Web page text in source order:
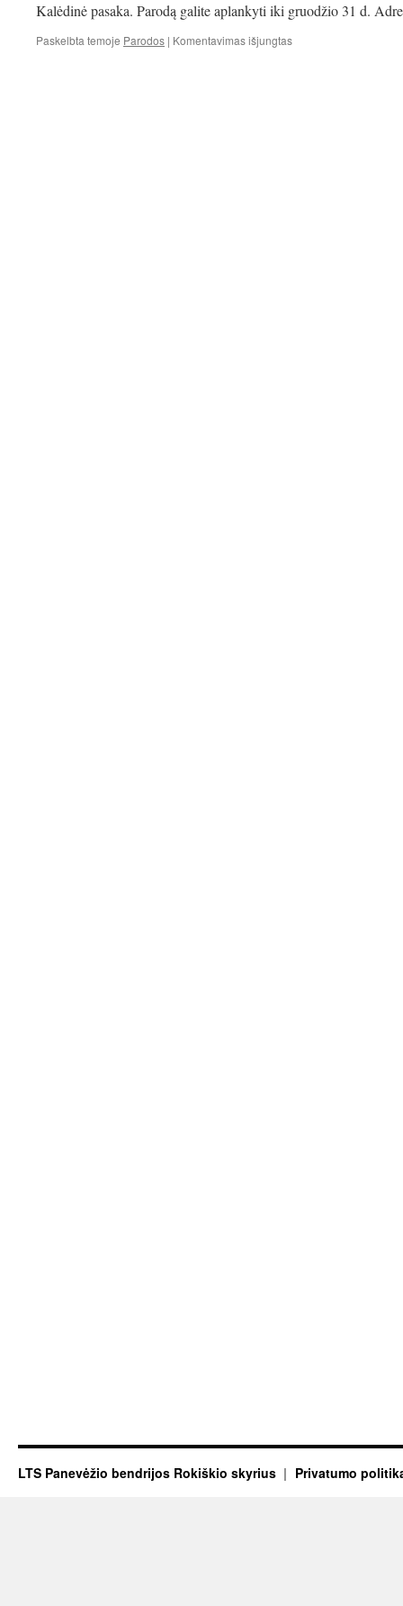
Kalėdinė pasaka. Parodą galite aplankyti iki gruodžio 31 d.
Paskelbta temoje Parodos | Komentavimas išjungtasįraše
LTS Panevėžio bendrijos Rokiškio skyrius Privatumo